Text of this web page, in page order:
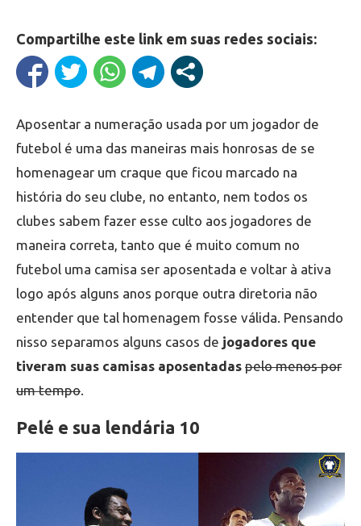
Compartilhe este link em suas redes sociais:
Aposentar a numeração usada por um jogador de
futebol é uma das maneiras mais honrosas de se
homenagear um craque que ficou marcado na
história do seu clube, no entanto, nem todos os
clubes sabem fazer esse culto aos jogadores de
maneira correta, tanto que é muito comum no
futebol uma camisa ser aposentada e voltar à ativa
logo após alguns anos porque outra diretoria não
entender que tal homenagem fosse válida. Pensando
nisso separamos alguns casos de jogadores que
tiveram suas camisas aposentadas pelo menos por
um tempo
Pelé e sua lendária 10